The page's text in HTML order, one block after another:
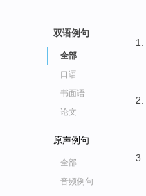
双语例句
全部
口语
书面语
论文
原声例句
全部
音频例句